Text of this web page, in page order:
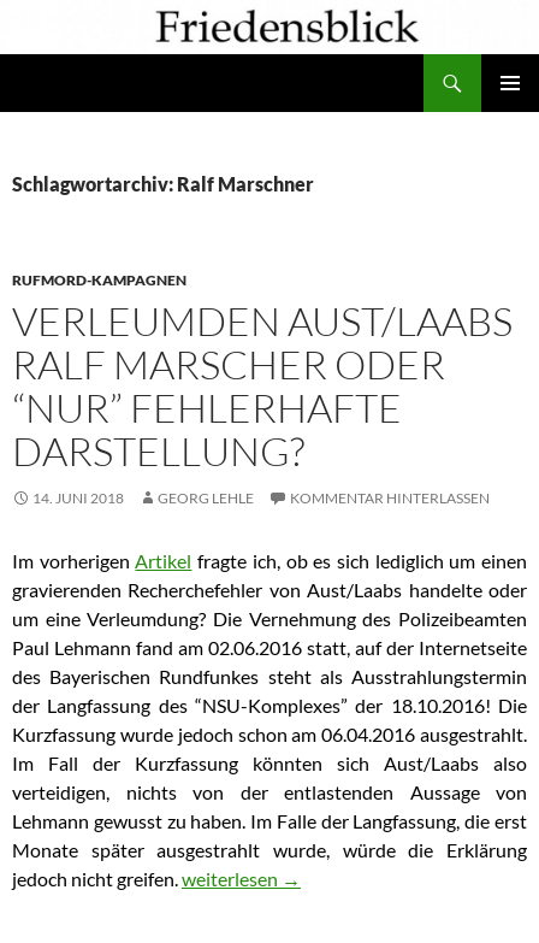
Schlagwortarchiv: Ralf Marschner
RUFMORD-KAMPAGNEN
VERLEUMDEN AUST/LAABS
RALF MARSCHER ODER
“NUR” FEHLERHAFTE
DARSTELLUNG?
14. JUNI 2018 GEORG LEHLE KOMMENTAR HINTERLASSEN
Im vorherigenArtikel fragte ich, ob es sich lediglich um einen
gravierenden Recherchefehler von Aust/Laabs handelte oder
um eine Verleumdung? Die Vernehmung des Polizeibeamten
Paul Lehmann fand am 02.06.2016 statt, auf der Internetseite
des Bayerischen Rundfunkes steht als Ausstrahlungstermin
der Langfassung des “NSU-Komplexes” der 18.10.2016! Die
Kurzfassung wurde jedoch schon am 06.04.2016 ausgestrahlt.
Im Fall der Kurzfassung könnten sich Aust/Laabs also
verteidigen, nichts von der entlastenden Aussage von
Lehmann gewusst zu haben. Im Falle der Langfassung, die erst
Monate später ausgestrahlt wurde, würde die Erklärung
jedoch nicht greifen.Verleumden Aust/Laabs Ralf Marscher
weiterlesen →